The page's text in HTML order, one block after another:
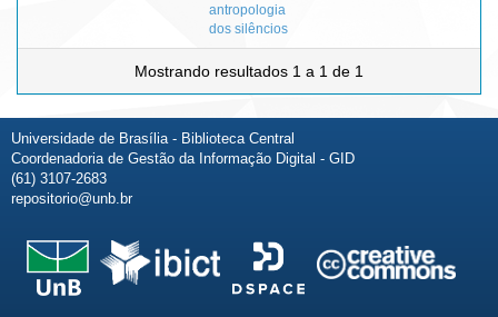
antropologia
dos silêncios
Mostrando resultados 1 a 1 de 1
Universidade de Brasília - Biblioteca Central
Coordenadoria de Gestão da Informação Digital - GID
(61) 3107-2683
repositorio@unb.br